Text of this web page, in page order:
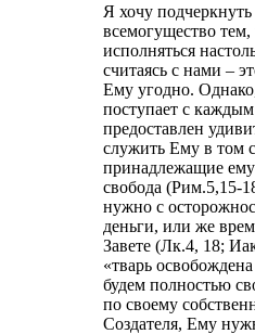
Я хочу
всемогущество
исполняться
считаясь с нами –
Ему угодно.
поступает с
предоставлен
служить Ему в том
принадлежащие
свобода (Рим.5,15-
нужно с
деньги, или же
Завете (Лк.4, 18;
«тварь
будем полностью
по своему
Создателя, Ему